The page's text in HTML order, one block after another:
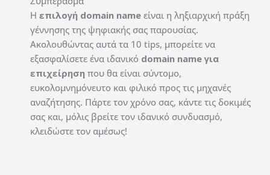
Η επιλογή domain name είναι η ληξιαρχική πράξη
γέννησης της ψηφιακής σας παρουσίας.
Ακολουθώντας αυτά τα 10 tips, μπορείτε να
εξασφαλίσετε ένα ιδανικό domain name για
επιχείρηση που θα είναι σύντομο,
ευκολομνημόνευτο και φιλικό προς τις μηχανές
αναζήτησης. Πάρτε τον χρόνο σας, κάντε τις δοκιμές
σας και, μόλις βρείτε τον ιδανικό συνδυασμό,
κλειδώστε τον αμέσως!